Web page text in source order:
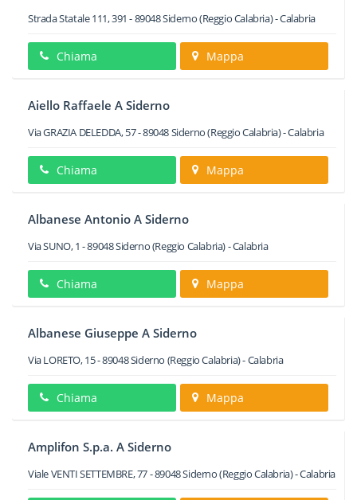
Strada Statale 111, 391 -89048Siderno(Reggio Calabria) -Calabria
Chiama Mappa
Aiello Raffaele A Siderno
Via GRAZIA DELEDDA, 57-89048Siderno(Reggio Calabria) -Calabria
Chiama Mappa
Albanese Antonio A Siderno
Via SUNO, 1 -89048Siderno(Reggio Calabria) -Calabria
Chiama Mappa
Albanese Giuseppe A Siderno
Via LORETO, 15-89048Siderno (Reggio Calabria) -Calabria
Chiama Mappa
Amplifon S.p.a. A Siderno
Viale VENTI SETTEMBRE, 77-89048Siderno(Reggio Calabria) -Calabria